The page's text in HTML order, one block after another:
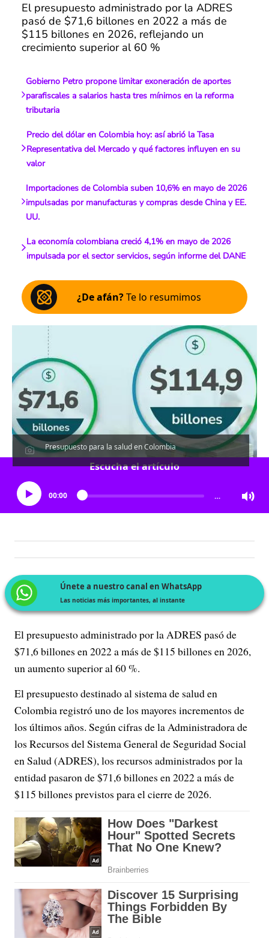
El presupuesto administrado por la ADRES
pasó de $71,6 billones en 2022 a más de
$115 billones en 2026, reflejando un
crecimiento superior al 60 %
Gobierno Petro propone limitar exoneración de aportes
parafiscales a salarios hasta tres mínimos en la reforma
tributaria
Precio del dólar en Colombia hoy: así abrió la Tasa
Representativa del Mercado y qué factores influyen en su
valor
Importaciones de Colombia suben 10,6% en mayo de 2026
impulsadas por manufacturas y compras desde China y EE.
UU.
La economía colombiana creció 4,1% en mayo de 2026
impulsada por el sector servicios, según informe del DANE
¿De afán?Te lo resumimos
Presupuesto para la salud en Colombia
Escucha el artículo
00:00 …
Únete a nuestro canal en WhatsApp
Las noticias más importantes, al instante
El presupuesto administrado por la ADRES pasó de
$71,6 billones en 2022 a más de $115 billones en 2026,
un aumento superior al 60 %.
El presupuesto destinado al sistema de salud en
Colombia registró uno de los mayores incrementos de
los últimos años. Según cifras de la Administradora de
los Recursos del Sistema General de Seguridad Social
en Salud (ADRES), los recursos administrados por la
entidad pasaron de $71,6 billones en 2022 a más de
$115 billones previstos para el cierre de 2026.